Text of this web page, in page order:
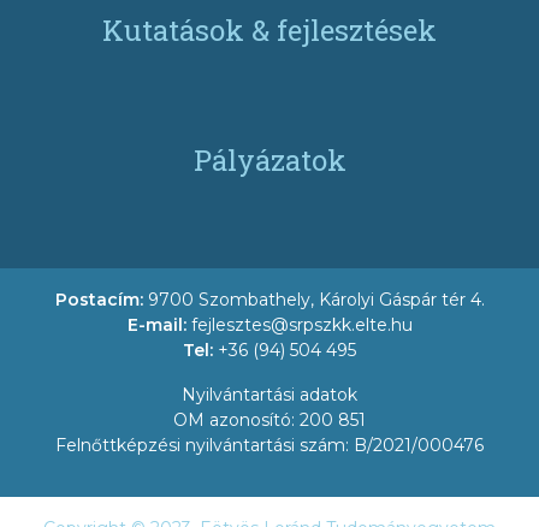
Kutatások & fejlesztések
Pályázatok
Postacím: 9700 Szombathely, Károlyi Gáspár tér 4.
E-mail: fejlesztes@srpszkk.elte.hu
Tel: +36 (94) 504 495
Nyilvántartási adatok
OM azonosító: 200 851
Felnőttképzési nyilvántartási szám: B/2021/000476